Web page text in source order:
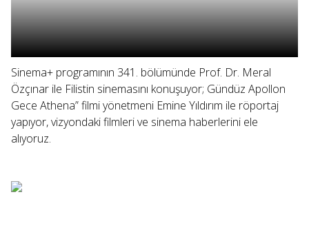
Sinema+ programının 341. bölümünde Prof. Dr. Meral
Özçınar ile Filistin sinemasını konuşuyor; Gündüz Apollon
Gece Athena” filmi yönetmeni Emine Yıldırım ile röportaj
yapıyor, vizyondaki filmleri ve sinema haberlerini ele
alıyoruz.